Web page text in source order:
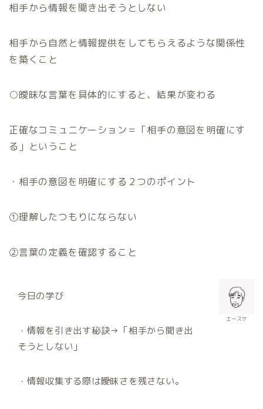
相手から情報を聞き出そうとしない
相手から自然と情報提供をしてもらえるような関係性
を築くこと
○曖昧な言葉を具体的にすると、結果が変わる
正確なコミュニケーション＝「相手の意図を明確にす
る」ということ
・相手の意図を明確にする２つのポイント
①理解したつもりにならない
②言葉の定義を確認すること
エースケ
今日の学び
・情報を引き出す秘訣→「相手から聞き出
そうとしない」
・情報収集する際は曖昧さを残さない。